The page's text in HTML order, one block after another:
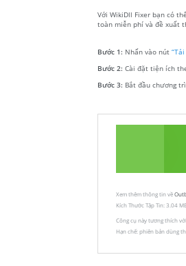
Với WikiDll Fixer bạn có
toàn miễn phí và đề xuất
Bước 1: Nhấn vào nút
Bước 2: Cài đặt tiện ích
Bước 3: Bắt đầu chương
Xem thêm thông tin về
Kích Thước Tập Tin: 3.04
Công cụ này tương thích
Hạn chế: phiên bản dùng